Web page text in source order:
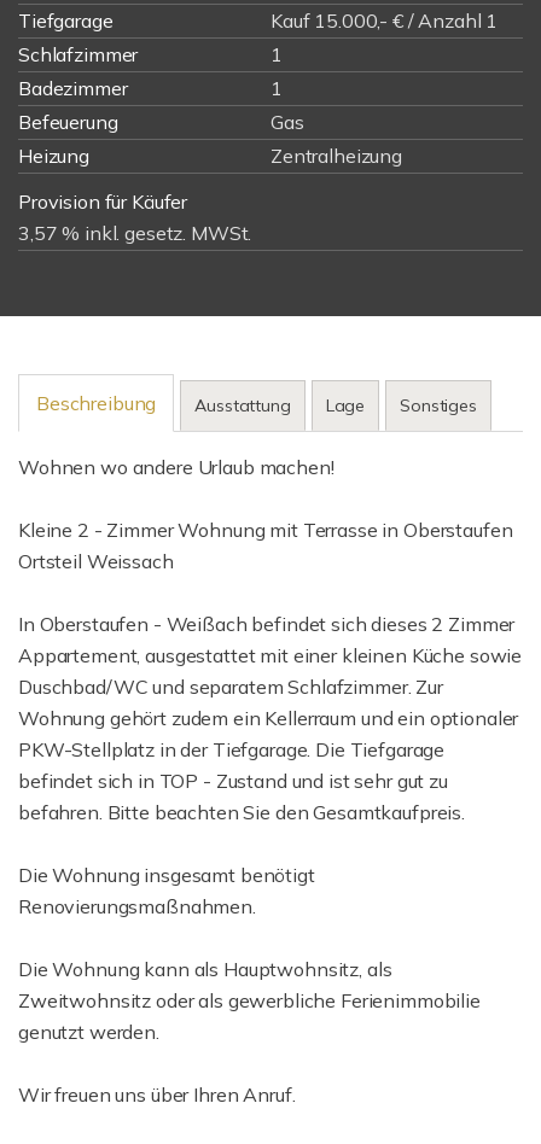
Tiefgarage
Kauf 15.000,- € / Anzahl 1
Schlafzimmer
1
Badezimmer
1
Befeuerung
Gas
Heizung
Zentralheizung
Provision für Käufer
3,57 % inkl. gesetz. MWSt.
Beschreibung Ausstattung Lage Sonstiges
Wohnen wo andere Urlaub machen!
Kleine 2 - Zimmer Wohnung mit Terrasse in Oberstaufen
Ortsteil Weissach
In Oberstaufen - Weißach befindet sich dieses 2 Zimmer
Appartement, ausgestattet mit einer kleinen Küche sowie
Duschbad/WC und separatem Schlafzimmer. Zur
Wohnung gehört zudem ein Kellerraum und ein optionaler
PKW-Stellplatz in der Tiefgarage. Die Tiefgarage
befindet sich in TOP - Zustand und ist sehr gut zu
befahren. Bitte beachten Sie den Gesamtkaufpreis.
Die Wohnung insgesamt benötigt
Renovierungsmaßnahmen.
Die Wohnung kann als Hauptwohnsitz, als
Zweitwohnsitz oder als gewerbliche Ferienimmobilie
genutzt werden.
Wir freuen uns über Ihren Anruf.